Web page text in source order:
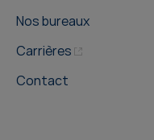
Nos bureaux
Carrières
Contact